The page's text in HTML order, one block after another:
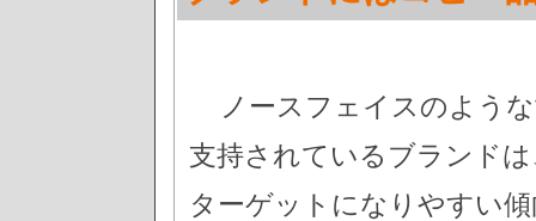
ノースフェイスのよう
支持されているブランド
ターゲットになりやすい